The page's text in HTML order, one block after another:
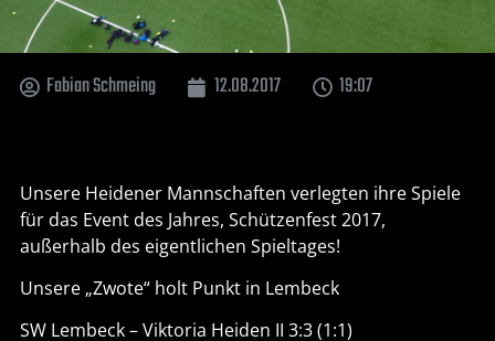
Fabian Schmeing 12.08.2017 19:07
Unsere Heidener Mannschaften verlegten ihre Spiele
für das Event des Jahres, Schützenfest 2017,
außerhalb des eigentlichen Spieltages!
Unsere „Zwote“ holt Punkt in Lembeck
SW Lembeck – Viktoria Heiden II 3:3 (1:1)